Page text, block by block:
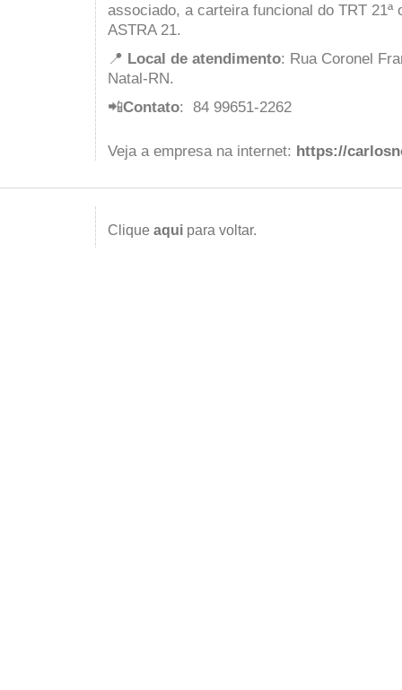
associado, a carteira funcional do TRT 21ª
ASTRA 21.
📍 Local de atendimento: Rua Coronel
Natal-RN.
📲Contato: 84 99651-2262
Veja a empresa na internet: https://
Clique aqui para voltar.